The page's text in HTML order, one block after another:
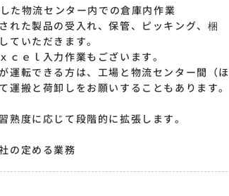
ト
際
要
興
後
た物流センター内での倉庫内作業
れた製品の受入れ、保管、ピッキング、梱
ていただきます。
ｃｅｌ入力作業もございます。
運転できる方は、工場と物流センター間（ほ
運搬と荷卸しをお願いすることもあります。
熟度に応じて段階的に拡張します。
の定める業務